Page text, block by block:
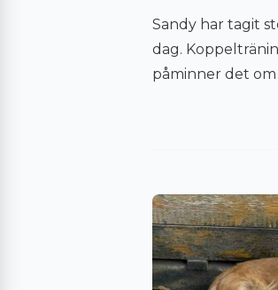
Sandy har tagit
dag.
påminner det